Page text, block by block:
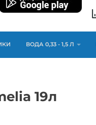
ВОДА 0,33 - 1,5 Л
19л